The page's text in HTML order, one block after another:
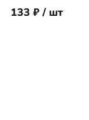
133 ₽ / шт